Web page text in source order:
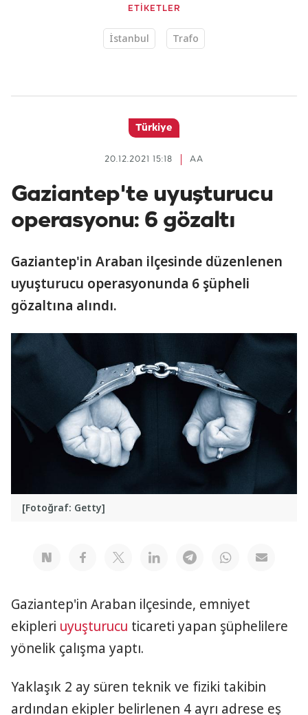
ETİKETLER
İstanbul Trafo
Türkiye
AA
20.12.2021 15:18
Gaziantep'te uyuşturucu
operasyonu: 6 gözaltı
Gaziantep'in Araban ilçesinde düzenlenen
uyuşturucu operasyonunda 6 şüpheli
gözaltına alındı.
[Fotoğraf: Getty]
Gaziantep'in Araban ilçesinde, emniyet
ekipleri uyuşturucu ticareti yapan şüphelilere
yönelik çalışma yaptı.
Yaklaşık 2 ay süren teknik ve fiziki takibin
ardından ekipler belirlenen 4 ayrı adrese eş